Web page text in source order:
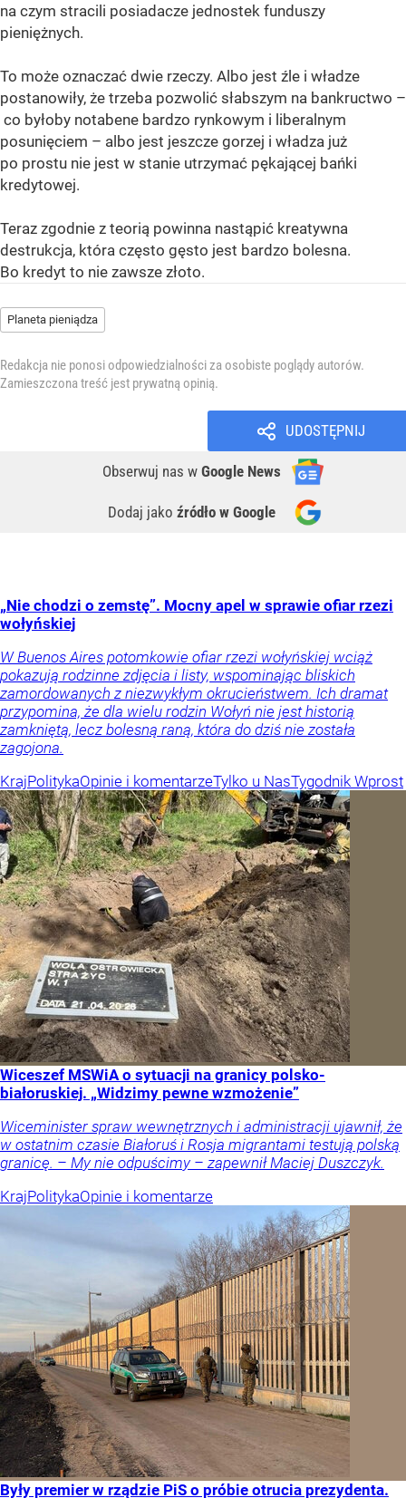
na czym stracili posiadacze jednostek funduszy
pieniężnych.
To może oznaczać dwie rzeczy. Albo jest źle i władze
postanowiły, że trzeba pozwolić słabszym na bankructwo –
co byłoby notabene bardzo rynkowym i liberalnym
posunięciem – albo jest jeszcze gorzej i władza już
po prostu nie jest w stanie utrzymać pękającej bańki
kredytowej.
Teraz zgodnie z teorią powinna nastąpić kreatywna
destrukcja, która często gęsto jest bardzo bolesna.
Bo kredyt to nie zawsze złoto.
Planeta pieniądza
Redakcja nie ponosi odpowiedzialności za osobiste poglądy autorów.
Zamieszczona treść jest prywatną opinią.
UDOSTĘPNIJ
Obserwuj nas w Google News
Dodaj jako źródło w Google
„Nie chodzi o zemstę”. Mocny apel w sprawie ofiar rzezi
wołyńskiej
W Buenos Aires potomkowie ofiar rzezi wołyńskiej wciąż
pokazują rodzinne zdjęcia i listy, wspominając bliskich
zamordowanych z niezwykłym okrucieństwem. Ich dramat
przypomina, że dla wielu rodzin Wołyń nie jest historią
zamkniętą, lecz bolesną raną, która do dziś nie została
zagojona.
KrajPolitykaOpinie i komentarzeTylko u NasTygodnik Wprost
Wiceszef MSWiA o sytuacji na granicy polsko-
białoruskiej. „Widzimy pewne wzmożenie”
Wiceminister spraw wewnętrznych i administracji ujawnił, że
w ostatnim czasie Białoruś i Rosja migrantami testują polską
granicę. – My nie odpuścimy – zapewnił Maciej Duszczyk.
KrajPolitykaOpinie i komentarze
Były premier w rządzie PiS o próbie otrucia prezydenta.